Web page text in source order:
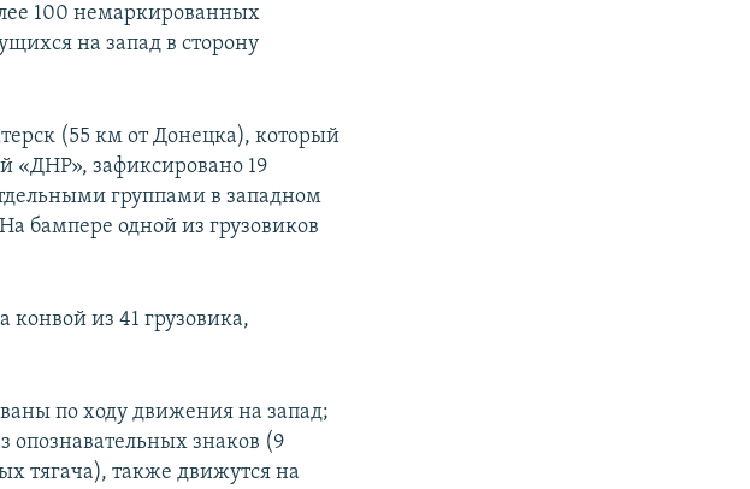
100 немаркированных
на запад в сторону
(55 км от Донецка), который
«ДНР», зафиксировано 19
группами в западном
бампере одной из грузовиков
из 41 грузовика,
по ходу движения на запад;
опознавательных знаков (9
тягача), также движутся на